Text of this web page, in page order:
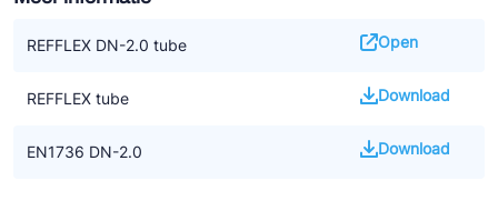
REFFLEX DN-2.0 tube Open
REFFLEX tube Download
EN1736 DN-2.0 Download